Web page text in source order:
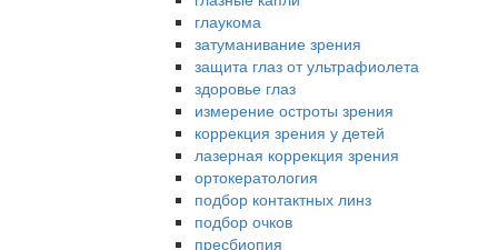
глаукома
затуманивание зрения
защита глаз от ультрафиолета
здоровье глаз
измерение остроты зрения
коррекция зрения у детей
лазерная коррекция зрения
ортокератология
подбор контактных линз
подбор очков
пресбиопия